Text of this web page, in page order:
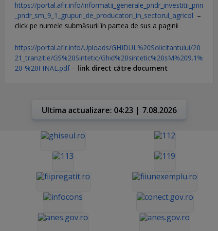
https://portal.afir.info/informatii_generale_pndr_investitii_prin
_pndr_sm_9_1_grupuri_de_producatori_in_sectorul_agricol –
click pe numele submăsurii în partea de sus a paginii
https://portal.afir.info/Uploads/GHIDUL%20Solicitantului/20
21_tranzitie/GS%20Sintetic/Ghid%20sintetic%20sM%209.1%
20-%20FINAL.pdf– link direct către document
Ultima actualizare: 04:23 | 7.08.2026